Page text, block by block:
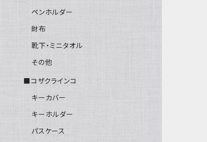
ペンホルダー
財布
靴下・ミニタオル
その他
■コザクラインコ
キーカバー
キーホルダー
パスケース